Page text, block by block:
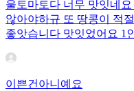
울토마토다 너무 맛잇네
않아야하규 또 땅콩이 적
좋앗습니다 맛잇었어요 1
이쁜건아니예요